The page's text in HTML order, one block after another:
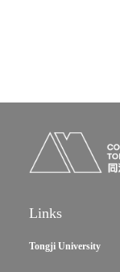
Links
Tongji University